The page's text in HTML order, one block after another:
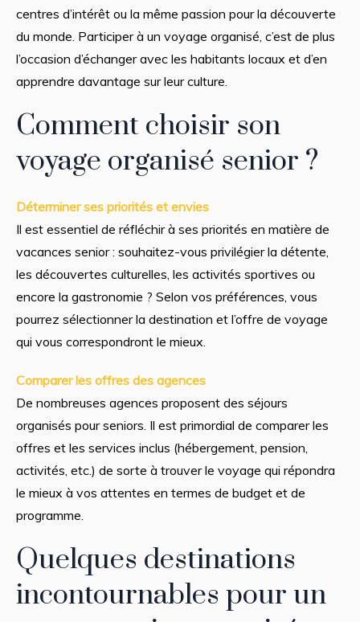
centres d’intérêt ou la même passion pour la découverte
du monde. Participer à un voyage organisé, c’est de plus
l’occasion d’échanger avec les habitants locaux et d’en
apprendre davantage sur leur culture.
Comment choisir son
voyage organisé senior ?
Déterminer ses priorités et envies
Il est essentiel de réfléchir à ses priorités en matière de
vacances senior : souhaitez-vous privilégier la détente,
les découvertes culturelles, les activités sportives ou
encore la gastronomie ? Selon vos préférences, vous
pourrez sélectionner la destination et l’offre de voyage
qui vous correspondront le mieux.
Comparer les offres des agences
De nombreuses agences proposent des séjours
organisés pour seniors. Il est primordial de comparer les
offres et les services inclus (hébergement, pension,
activités, etc.) de sorte à trouver le voyage qui répondra
le mieux à vos attentes en termes de budget et de
programme.
Quelques destinations
incontournables pour un